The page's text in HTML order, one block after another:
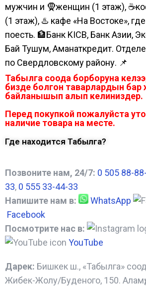
мужчин и 🧕женщин (1 этаж),
(1 этаж), ♨️ кафе «На Востоке»,
поесть. 🏦Банк KICB, Банк Азии,
Бай Тушум, Аманаткредит.
по Свердловскому району. 📌
Табылга соода борборуна
бизде болгон таварлардын бар
байланышып алып келиниздер.
Перед покупкой пожалуйста
наличие товара на месте.
Где находится Табылга?
Позвоните нам, 24/7: 0 505 88-
33, 0 555 33-44-33
Напишите нам в:
WhatsApp
Facebook
Посмотрите нас в:
YouTube
Дарек: Бишкек ш., «Табылга»
Жибек-Жолу/Буденого, 150.